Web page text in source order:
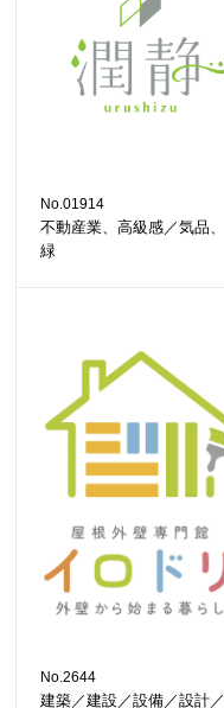
No.01914
不動産業、高級感／気品、
緑
No.2644
建築／建設／設備／設計／